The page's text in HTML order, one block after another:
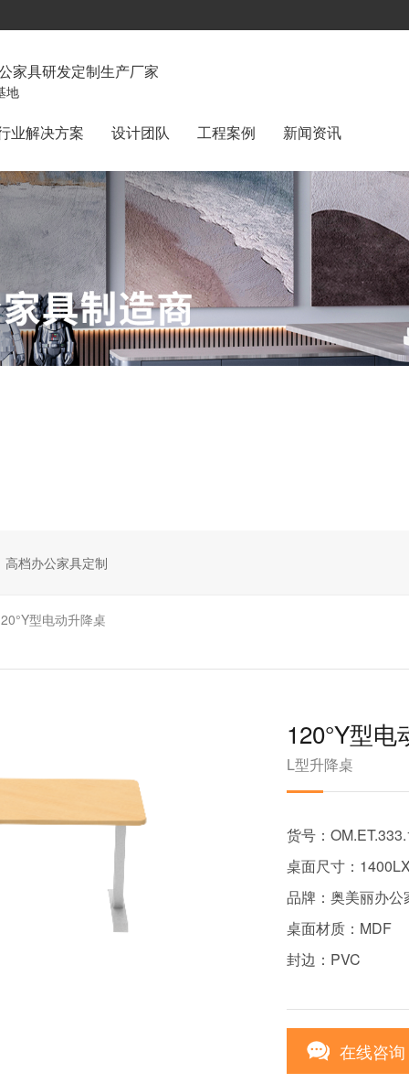
家具研发定制生产厂家
地
业解决方案 设计团队 工程案例 新闻资讯
高档办公家具定制
型电动升降桌
120°Y型电
L型升降桌
货号：
桌面尺寸：
品牌：奥美丽办公
桌面材质：MDF
封边：PVC
在线咨询